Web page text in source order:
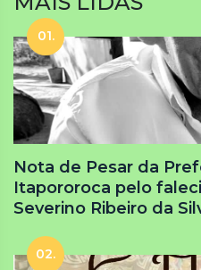
01.
Nota de Pesar da
Itapororoca pelo
Severino Ribeiro da
02.